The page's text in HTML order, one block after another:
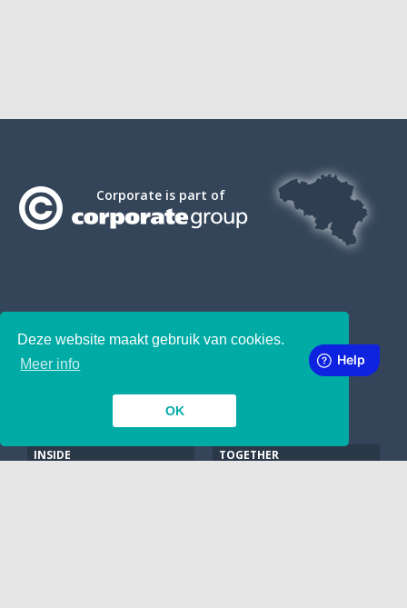
Deze website maakt gebruik van cookies.
Meer info
OK
Corporate is part of
INSIDE TOGETHER